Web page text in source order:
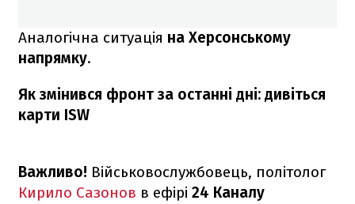
Аналогічна ситуація на Херсонському
напрямку.
Як змінився фронт за останні дні: дивіться
карти ISW
Важливо! Військовослужбовець, політолог
Кирило Сазонов в ефірі 24 Каналу